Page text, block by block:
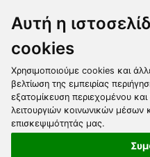
Αυτή η
cookies
Χρησιμοποιούμε cookies και
βελτίωση της εμπειρίας
εξατομίκευση περιεχομένου
λειτουργιών κοινωνικών μέσων
επισκεψιμότητάς μας.